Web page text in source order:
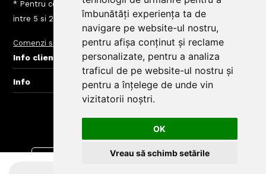
îmbunătăți experiența ta de
navigare pe website-ul nostru,
pentru afișa conținut și reclame
personalizate, pentru a analiza
traficul de pe website-ul nostru și
pentru a înțelege de unde vin
vizitatorii noștri.
OK
Vreau să schimb setările
* Pentru comenzi mai mici de 60 Lei taxele de livrare sunt
intre 5 si 20 Lei, depinde de zona de livrare
Comenzi si livrare Taxe Zone de Livrare Comenzi Mancare
Info clienti BigBelly
Info
Descarca aplicatia din Descarca aplicatia din